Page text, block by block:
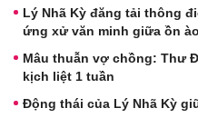
Lý Nhã Kỳ đăng tải thông
ứng xử văn minh giữa ồn ào
Mâu thuẫn vợ chồng: Thư
kịch liệt 1 tuần
Động thái của Lý Nhã Kỳ